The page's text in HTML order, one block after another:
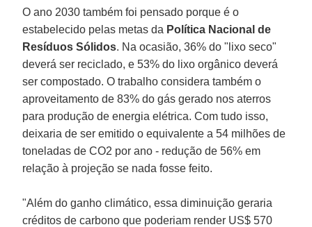
O ano 2030 também foi pensado porque é o
estabelecido pelas metas da Política Nacional de
Resíduos Sólidos. Na ocasião, 36% do "lixo seco"
deverá ser reciclado, e 53% do lixo orgânico deverá
ser compostado. O trabalho considera também o
aproveitamento de 83% do gás gerado nos aterros
para produção de energia elétrica. Com tudo isso,
deixaria de ser emitido o equivalente a 54 milhões de
toneladas de CO2 por ano - redução de 56% em
relação à projeção se nada fosse feito.
"Além do ganho climático, essa diminuição geraria
créditos de carbono que poderiam render US$ 570